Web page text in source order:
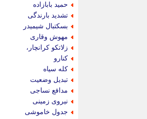
حمید بابازاده
تشدید بارندگی
بسکتبال شیمیدر
مهوش وقاری
زلاتکو کرانچار،
کنارو
کله سیاه
تبدیل وضعیت
مدافع نساجی
نیروی زمینی
جدول خاموشی